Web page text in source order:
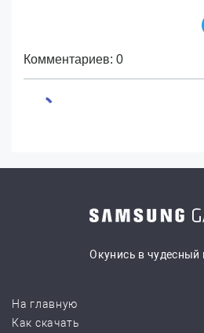
Комментариев: 0
Окунись в чудесный
На главную
Как скачать